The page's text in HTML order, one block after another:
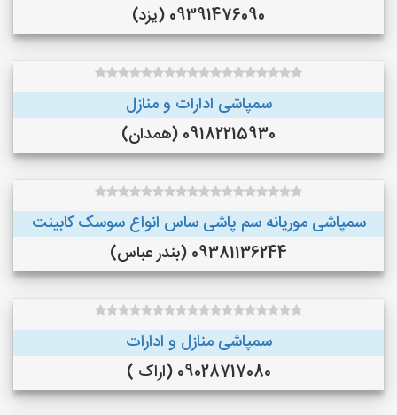
09391476090 (یزد)
سمپاشی ادارات و منازل
09182215930 (همدان)
سمپاشی موریانه سم پاشی ساس انواع سوسک کابینت
09381136244 (بندر عباس)
سمپاشی منازل و ادارات
09028717080 (اراک )